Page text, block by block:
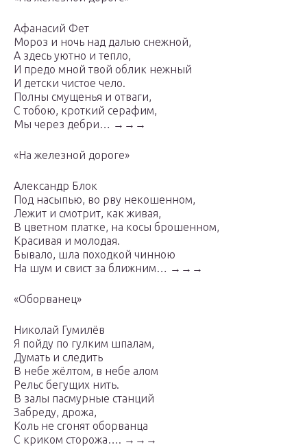
Афанасий Фет
Мороз и ночь над далью снежной,
А здесь уютно и тепло,
И предо мной твой облик нежный
И детски чистое чело.
Полны смущенья и отваги,
С тобою, кроткий серафим,
Мы через дебри… →→→
«На железной дороге»
Александр Блок
Под насыпью, во рву некошенном,
Лежит и смотрит, как живая,
В цветном платке, на косы брошенном,
Красивая и молодая.
Бывало, шла походкой чинною
На шум и свист за ближним… →→→
«Оборванец»
Николай Гумилёв
Я пойду по гулким шпалам,
Думать и следить
В небе жёлтом, в небе алом
Рельс бегущих нить.
В залы пасмурные станций
Забреду, дрожа,
Коль не сгонят оборванца
С криком сторожа…. →→→